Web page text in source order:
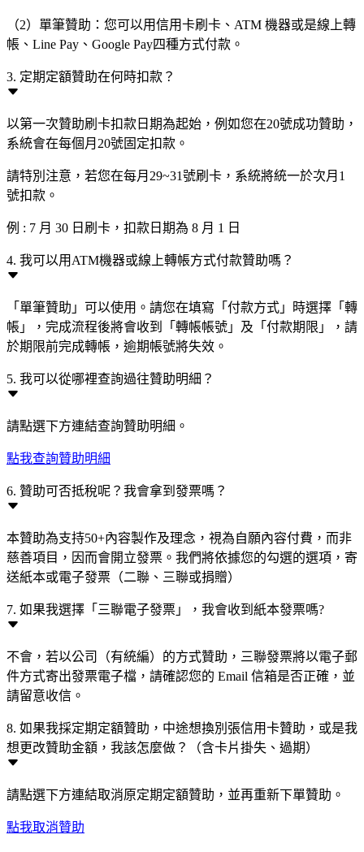
（2）單筆贊助：您可以用信用卡刷卡、ATM 機器或是線上轉
帳、Line Pay、Google Pay四種方式付款。
3. 定期定額贊助在何時扣款？
以第一次贊助刷卡扣款日期為起始，例如您在20號成功贊助，
系統會在每個月20號固定扣款。
請特別注意，若您在每月29~31號刷卡，系統將統一於次月1
號扣款。
例 : 7 月 30 日刷卡，扣款日期為 8 月 1 日
4. 我可以用ATM機器或線上轉帳方式付款贊助嗎？
「單筆贊助」可以使用。請您在填寫「付款方式」時選擇「轉
帳」，完成流程後將會收到「轉帳帳號」及「付款期限」，請
於期限前完成轉帳，逾期帳號將失效。
5. 我可以從哪裡查詢過往贊助明細？
請點選下方連結查詢贊助明細。
點我查詢贊助明細
6. 贊助可否抵稅呢？我會拿到發票嗎？
本贊助為支持50+內容製作及理念，視為自願內容付費，而非
慈善項目，因而會開立發票。我們將依據您的勾選的選項，寄
送紙本或電子發票（二聯、三聯或捐贈）
7. 如果我選擇「三聯電子發票」，我會收到紙本發票嗎?
不會，若以公司（有統編）的方式贊助，三聯發票將以電子郵
件方式寄出發票電子檔，請確認您的 Email 信箱是否正確，並
請留意收信。
8. 如果我採定期定額贊助，中途想換別張信用卡贊助，或是我
想更改贊助金額，我該怎麼做？（含卡片掛失、過期）
請點選下方連結取消原定期定額贊助，並再重新下單贊助。
點我取消贊助